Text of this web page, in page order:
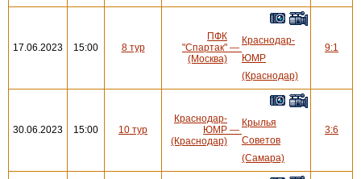
17.06.2023 15:00 8 тур
ПФК
"Спартак"
(Москва)
—
Краснодар-
ЮМР
(Краснодар)
9:1
30.06.2023 15:00 10 тур
Краснодар-
ЮМР
(Краснодар)
—
Крылья
Советов
(Самара)
3:6